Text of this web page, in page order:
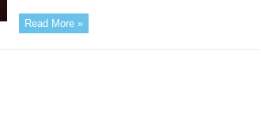
Read More »